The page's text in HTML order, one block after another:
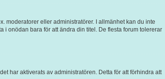
moderatorer eller administratörer. I allmänhet kan du inte
i onödan bara för att ändra din titel. De flesta forum tolererar
har aktiverats av administratören. Detta för att förhindra att